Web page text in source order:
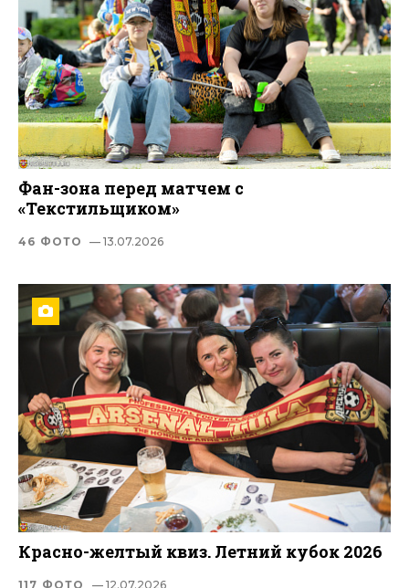
Фан-зона перед матчем с
«Текстильщиком»
46 ФОТО — 13.07.2026
Красно-желтый квиз. Летний кубок 2026
117 ФОТО — 12.07.2026